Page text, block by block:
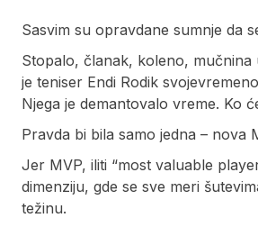
Sasvim su opravdane sumnje da
Stopalo, članak, koleno,
je teniser Endi Rodik
Njega je demantovalo vreme. Ko
Pravda bi bila samo jedna – nova
Jer MVP, iliti “most valuable
dimenziju, gde se sve meri
težinu.